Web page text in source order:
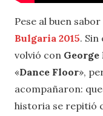
Pese al buen
Bulgaria 2015.
volvió con
«Dance Floor»,
acompañaron:
historia se repitió